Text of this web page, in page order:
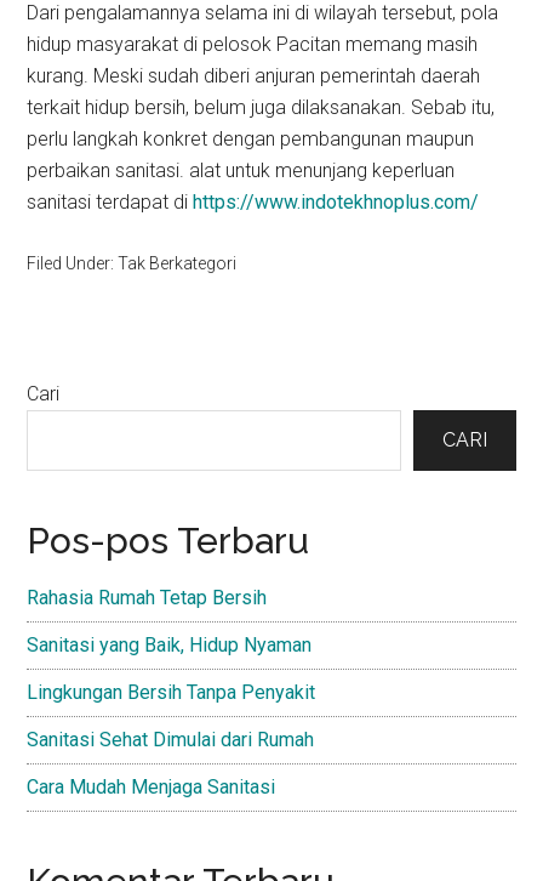
Dari pengalamannya selama ini di wilayah tersebut, pola
hidup masyarakat di pelosok Pacitan memang masih
kurang. Meski sudah diberi anjuran pemerintah daerah
terkait hidup bersih, belum juga dilaksanakan. Sebab itu,
perlu langkah konkret dengan pembangunan maupun
perbaikan sanitasi. alat untuk menunjang keperluan
sanitasi terdapat dihttps://www.indotekhnoplus.com/
Filed Under: Tak Berkategori
Primary
Cari
CARI
Pos-pos Terbaru
Rahasia Rumah Tetap Bersih
Sanitasi yang Baik, Hidup Nyaman
Lingkungan Bersih Tanpa Penyakit
Sanitasi Sehat Dimulai dari Rumah
Cara Mudah Menjaga Sanitasi